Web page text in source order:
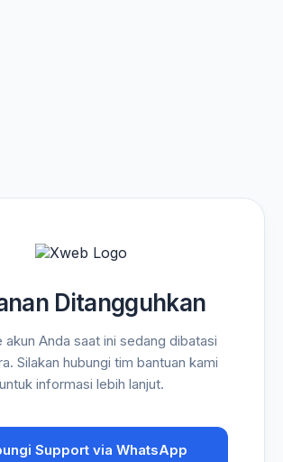
Ditangguhkan
akun Anda saat ini sedang dibatasi
Silakan hubungi tim bantuan kami
untuk informasi lebih lanjut.
Support via WhatsApp